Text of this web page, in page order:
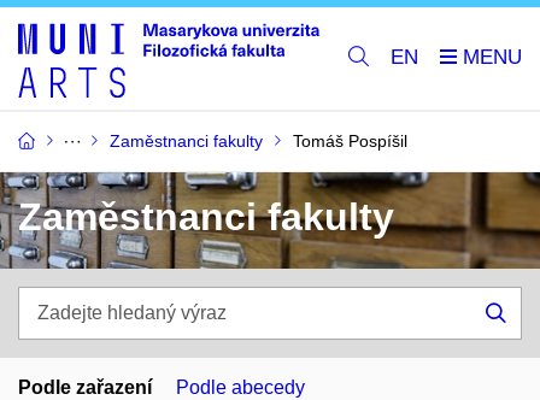
EN
Zaměstnanci fakulty Tomáš Pospíšil
Zaměstnanci fakulty
hledaný
výraz
Podle zařazení Podle abecedy